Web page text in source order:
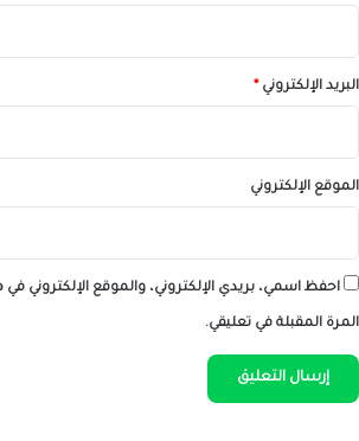
البريد الإلكتروني*
الموقع الإلكتروني
احفظ اسمي، بريدي الإلكتروني، والموقع الإلكتروني
المرة المقبلة في تعليقي.